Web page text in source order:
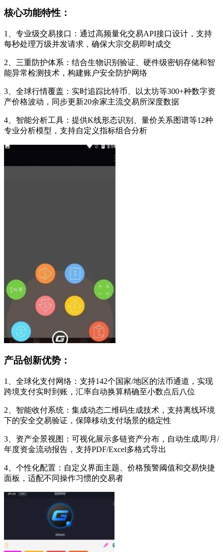
核心功能特性：
1、专业级交易接口：通过高频量化交易API接口设计，支持
每秒处理万级并发请求，确保大宗交易即时成交
2、三重防护体系：结合生物识别验证、硬件级密钥存储和智
能异常检测技术，构建账户安全防护网络
3、全球行情覆盖：实时追踪比特币、以太坊等300+种数字资
产价格波动，同步更新20余家主流交易所深度数据
4、智能分析工具：提供K线形态识别、量价关系图谱等12种
专业分析模型，支持自定义指标组合分析
产品创新优势：
1、全球化支付网络：支持142个国家/地区的法币通道，实现
跨境支付实时到账，汇率自动换算精确至小数点后八位
2、智能收付系统：集成动态二维码生成技术，支持离线环境
下的安全交易验证，保障移动支付场景的稳定性
3、资产全景视图：可视化展示多链资产分布，自动生成周/月/
年度资金流动报告，支持PDF/Excel多格式导出
4、个性化配置：自定义界面主题、价格预警阈值和交易快捷
面板，适配不同操作习惯的交易者